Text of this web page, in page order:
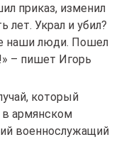
приказ, изменил
лет. Украл и убил?
наши люди. Пошел
– пишет Игорь
который
в армянском
военнослужащий